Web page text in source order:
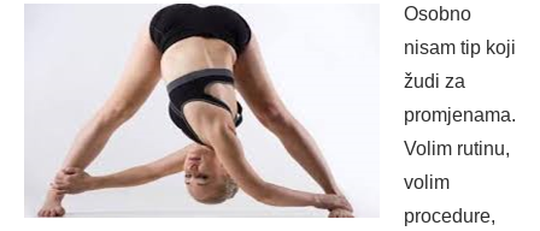
Osobno
nisam tip koji
žudi za
promjenama.
Volim rutinu,
volim
procedure,